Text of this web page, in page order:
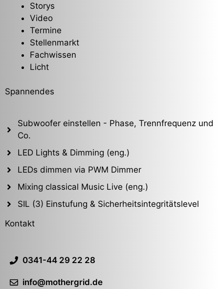
Storys
Video
Termine
Stellenmarkt
Fachwissen
Licht
Spannendes
Subwoofer einstellen - Phase, Trennfrequenz und
Co.
LED Lights & Dimming (eng.)
LEDs dimmen via PWM Dimmer
Mixing classical Music Live (eng.)
SIL (3) Einstufung & Sicherheitsintegritätslevel
Kontakt
0341-44 29 22 28
info@mothergrid.de